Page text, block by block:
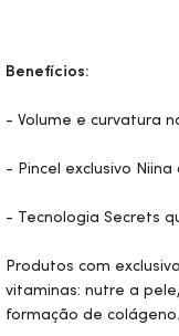
Benefícios:
- Volume e curvatura
- Pincel exclusivo
- Tecnologia Secrets
Produtos com
vitaminas: nutre a
formação de colágeno.